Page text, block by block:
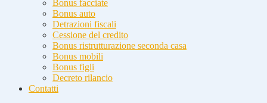
Bonus facciate
Bonus auto
Detrazioni fiscali
Cessione del credito
Bonus ristrutturazione seconda casa
Bonus mobili
Bonus figli
Decreto rilancio
Contatti